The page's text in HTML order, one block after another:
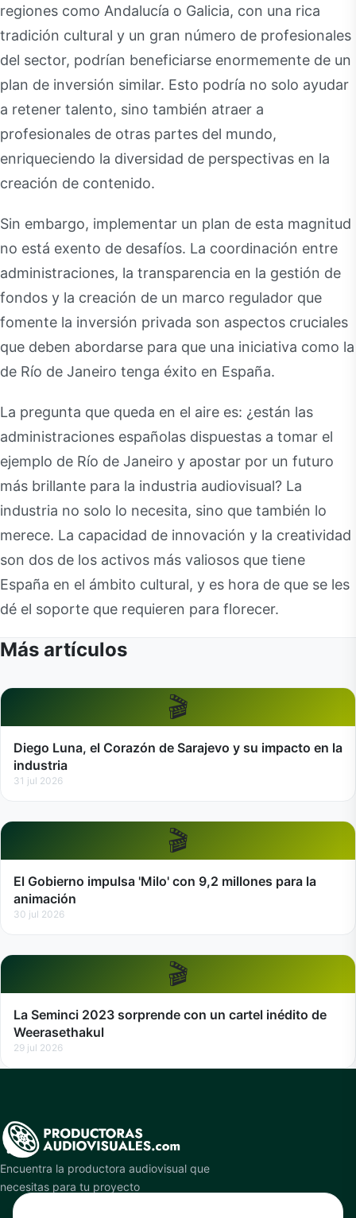
regiones como Andalucía o Galicia, con una rica
tradición cultural y un gran número de profesionales
del sector, podrían beneficiarse enormemente de un
plan de inversión similar. Esto podría no solo ayudar
a retener talento, sino también atraer a
profesionales de otras partes del mundo,
enriqueciendo la diversidad de perspectivas en la
creación de contenido.
Sin embargo, implementar un plan de esta magnitud
no está exento de desafíos. La coordinación entre
administraciones, la transparencia en la gestión de
fondos y la creación de un marco regulador que
fomente la inversión privada son aspectos cruciales
que deben abordarse para que una iniciativa como la
de Río de Janeiro tenga éxito en España.
La pregunta que queda en el aire es: ¿están las
administraciones españolas dispuestas a tomar el
ejemplo de Río de Janeiro y apostar por un futuro
más brillante para la industria audiovisual? La
industria no solo lo necesita, sino que también lo
merece. La capacidad de innovación y la creatividad
son dos de los activos más valiosos que tiene
España en el ámbito cultural, y es hora de que se les
dé el soporte que requieren para florecer.
Más artículos
🎬
Diego Luna, el Corazón de Sarajevo y su impacto en la
industria
31 jul 2026
🎬
El Gobierno impulsa 'Milo' con 9,2 millones para la
animación
30 jul 2026
🎬
La Seminci 2023 sorprende con un cartel inédito de
Weerasethakul
29 jul 2026
Encuentra la productora audiovisual que
necesitas para tu proyecto